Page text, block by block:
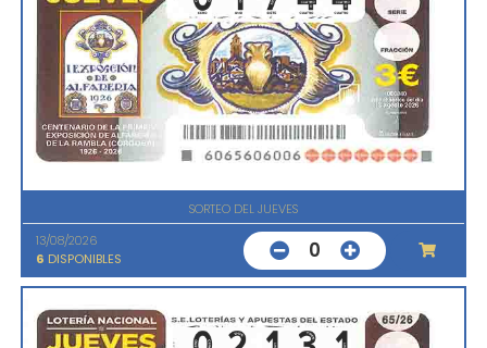
SORTEO DEL JUEVES
13/08/2026
6 DISPONIBLES 0